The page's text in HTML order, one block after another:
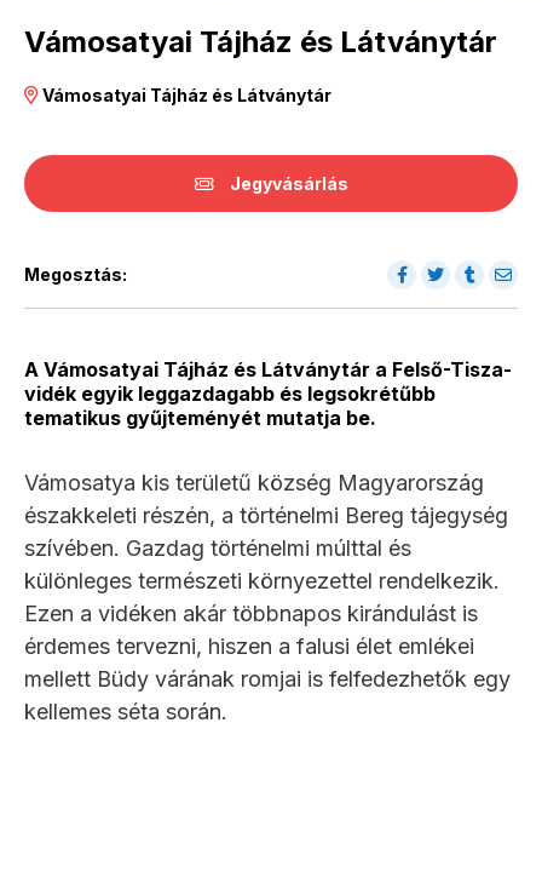
Vámosatyai Tájház és Látványtár
Vámosatyai Tájház és Látványtár
Jegyvásárlás
Megosztás:
A Vámosatyai Tájház és Látványtár a Felső-Tisza-
vidék egyik leggazdagabb és legsokrétűbb
tematikus gyűjteményét mutatja be.
Vámosatya kis területű község Magyarország
északkeleti részén, a történelmi Bereg tájegység
szívében. Gazdag történelmi múlttal és
különleges természeti környezettel rendelkezik.
Ezen a vidéken akár többnapos kirándulást is
érdemes tervezni, hiszen a falusi élet emlékei
mellett Büdy várának romjai is felfedezhetők egy
kellemes séta során.